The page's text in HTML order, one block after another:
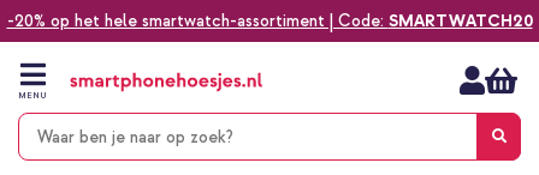
-20% op het hele smartwatch-assortiment | Code: SMARTWATCH20
naar
inhoud
MENU